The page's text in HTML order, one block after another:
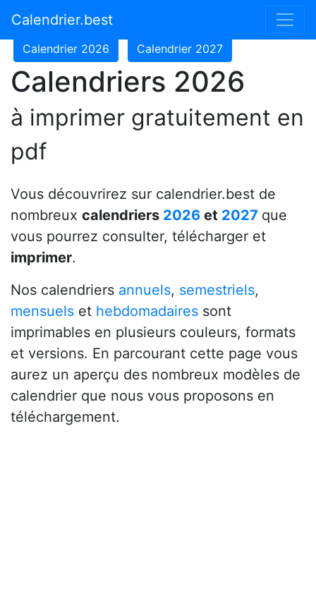
Calendrier.best
Calendrier 2024
Calendrier 2026 Calendrier 2027
Calendriers 2026
à imprimer gratuitement en
pdf
Vous découvrirez sur calendrier.best de
nombreux calendriers 2026 et 2027 que
vous pourrez consulter, télécharger et
imprimer.
Nos calendriers annuels, semestriels,
mensuels et hebdomadaires sont
imprimables en plusieurs couleurs, formats
et versions. En parcourant cette page vous
aurez un aperçu des nombreux modèles de
calendrier que nous vous proposons en
téléchargement.